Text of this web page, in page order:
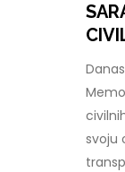
svoju